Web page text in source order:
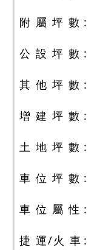
附 屬 坪 數
公 設 坪 數
其 他 坪 數
增 建 坪 數
土 地 坪 數
車 位 坪 數
車 位 屬 性
捷 運/火 車